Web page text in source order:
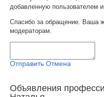
добавленную пользователем
Спасибо за обращение. Ваша
модераторам.
Отправить Отмена
Объявления